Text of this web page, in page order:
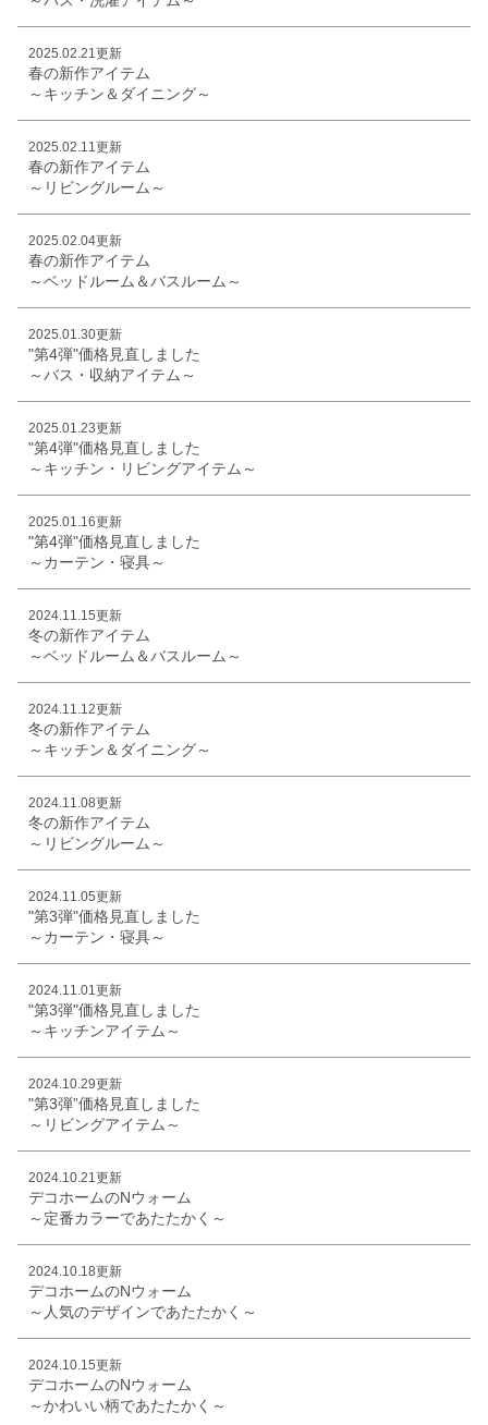
2025.02.21更新
春の新作アイテム
～キッチン＆ダイニング～
2025.02.11更新
春の新作アイテム
～リビングルーム～
2025.02.04更新
春の新作アイテム
～ベッドルーム＆バスルーム～
2025.01.30更新
"第4弾"価格見直しました
～バス・収納アイテム～
2025.01.23更新
"第4弾"価格見直しました
～キッチン・リビングアイテム～
2025.01.16更新
"第4弾"価格見直しました
～カーテン・寝具～
2024.11.15更新
冬の新作アイテム
～ベッドルーム＆バスルーム～
2024.11.12更新
冬の新作アイテム
～キッチン＆ダイニング～
2024.11.08更新
冬の新作アイテム
～リビングルーム～
2024.11.05更新
"第3弾"価格見直しました
～カーテン・寝具～
2024.11.01更新
"第3弾"価格見直しました
～キッチンアイテム～
2024.10.29更新
"第3弾”価格見直しました
～リビングアイテム～
2024.10.21更新
デコホームのNウォーム
～定番カラーであたたかく～
2024.10.18更新
デコホームのNウォーム
～人気のデザインであたたかく～
2024.10.15更新
デコホームのNウォーム
～かわいい柄であたたかく～